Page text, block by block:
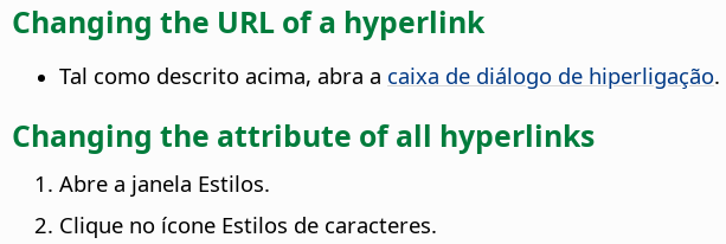
Changing the URL of a hyperlink
Tal como descrito acima, abra a caixa de diálogo de hiperligação.
Changing the attribute of all hyperlinks
Abre a janela Estilos.
Clique no ícone Estilos de caracteres.